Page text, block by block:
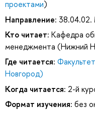
проектами)
Направление:
Кто читает: Кафедра
менеджмента (Нижний
Где читается:
Новгород)
Когда читается: 2-й
Формат изучения: без